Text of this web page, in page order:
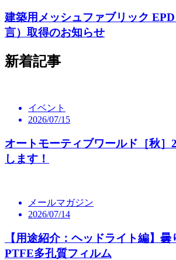
建築用メッシュファブリック
言）取得のお知らせ
新着記事
イベント
2026/07/15
オートモーティブワールド［秋］
します！
メールマガジン
2026/07/14
【用途紹介：ヘッドライト編】
PTFE多孔質フィルム